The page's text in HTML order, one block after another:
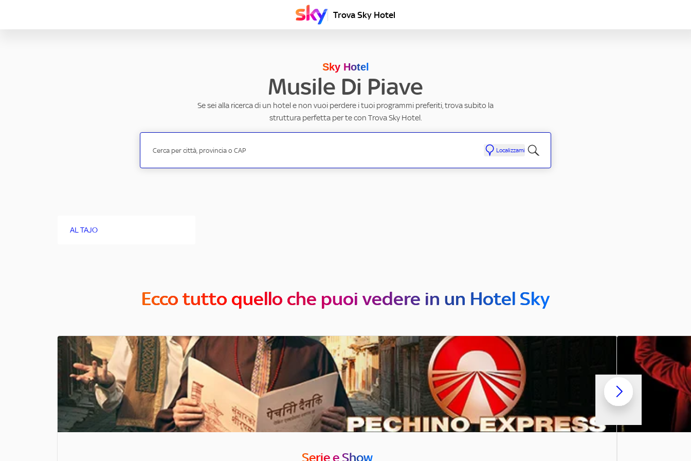
Trova Sky Hotel
Sky Hotel
Musile Di Piave
Se sei alla ricerca di un hotel e non vuoi perdere i tuoi programmi preferiti, trova subito la
struttura perfetta per te con Trova Sky Hotel.
Localizzami
AL TAJO
Ecco tutto quello che puoi vedere in un Hotel Sky
Serie e Show